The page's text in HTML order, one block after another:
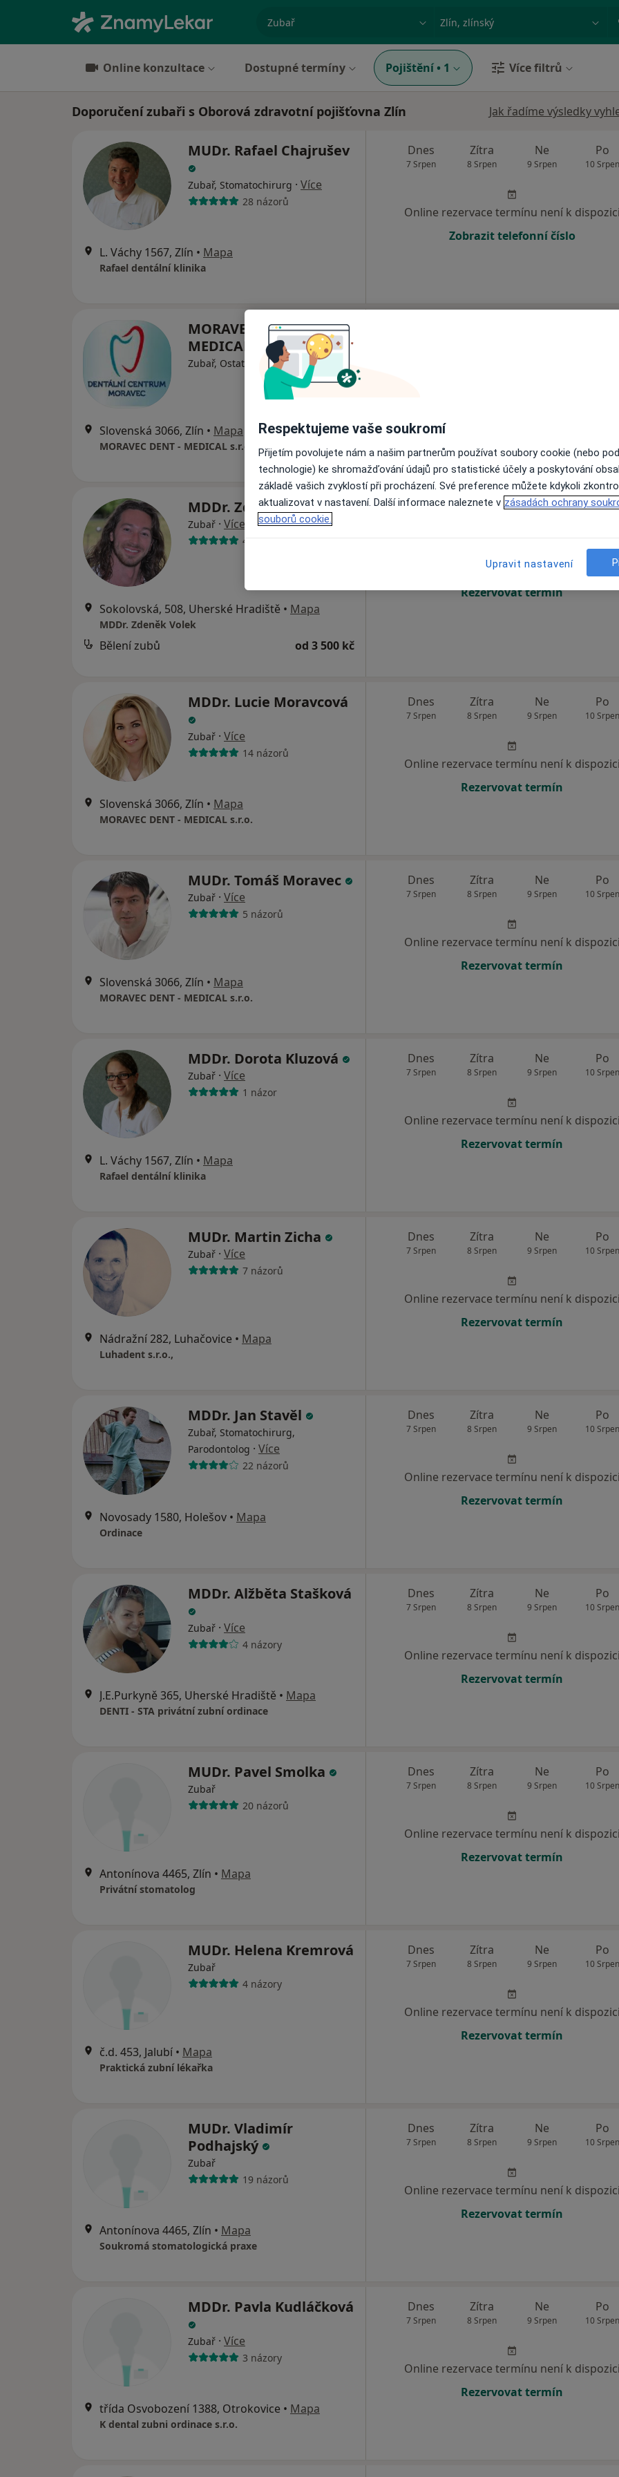
specializace, nemoc nebo příjmení Město nebo region
Online konzultace Dostupné termíny Pojištění • 1 Více filtrů
Doporučení zubaři s Oborová zdravotní pojišťovna Zlín Jak řadíme výsledky
MUDr. Rafael Chajrušev
Zubař, Stomatochirurg · Více
28 názorů
L. Váchy 1567, Zlín • Mapa
Rafael dentální klinika
Dnes
7 Srpen
Zítra
8 Srpen
Ne
9 Srpen
Po
10 Srpen
Online rezervace termínu není k dispozici
Zobrazit telefonní číslo
MORAVEC DENT -
MEDICAL s.r.o.
Zubař, Ostatní
Slovenská 3066, Zlín • Mapa
MORAVEC DENT - MEDICAL s.r.o.
MDDr. Zdeněk Volek
Zubař · Více
4 názory
Sokolovská, 508, Uherské Hradiště • Mapa
MDDr. Zdeněk Volek
Bělení zubů od 3 500 kč
Dnes Zítra Ne Po
Online rezervace termínu není k dispozici
Rezervovat termín
MDDr. Lucie Moravcová
Zubař · Více
14 názorů
Slovenská 3066, Zlín • Mapa
MORAVEC DENT - MEDICAL s.r.o.
Dnes
7 Srpen
Zítra
8 Srpen
Ne
9 Srpen
Po
10 Srpen
Online rezervace termínu není k dispozici
Rezervovat termín
MUDr. Tomáš Moravec
Zubař · Více
5 názorů
Slovenská 3066, Zlín • Mapa
MORAVEC DENT - MEDICAL s.r.o.
Dnes
7 Srpen
Zítra
8 Srpen
Ne
9 Srpen
Po
10 Srpen
Online rezervace termínu není k dispozici
Rezervovat termín
MDDr. Dorota Kluzová
Zubař · Více
1 názor
L. Váchy 1567, Zlín • Mapa
Rafael dentální klinika
Dnes
7 Srpen
Zítra
8 Srpen
Ne
9 Srpen
Po
10 Srpen
Online rezervace termínu není k dispozici
Rezervovat termín
MUDr. Martin Zicha
Zubař · Více
7 názorů
Nádražní 282, Luhačovice • Mapa
Luhadent s.r.o.,
Dnes
7 Srpen
Zítra
8 Srpen
Ne
9 Srpen
Po
10 Srpen
Online rezervace termínu není k dispozici
Rezervovat termín
MDDr. Jan Stavěl
Zubař, Stomatochirurg,
Parodontolog · Více
22 názorů
Novosady 1580, Holešov • Mapa
Ordinace
Dnes
7 Srpen
Zítra
8 Srpen
Ne
9 Srpen
Po
10 Srpen
Online rezervace termínu není k dispozici
Rezervovat termín
MDDr. Alžběta Stašková
Zubař · Více
4 názory
J.E.Purkyně 365, Uherské Hradiště • Mapa
DENTI - STA privátní zubní ordinace
Dnes
7 Srpen
Zítra
8 Srpen
Ne
9 Srpen
Po
10 Srpen
Online rezervace termínu není k dispozici
Rezervovat termín
MUDr. Pavel Smolka
Zubař
20 názorů
Antonínova 4465, Zlín • Mapa
Privátní stomatolog
Dnes
7 Srpen
Zítra
8 Srpen
Ne
9 Srpen
Po
10 Srpen
Online rezervace termínu není k dispozici
Rezervovat termín
MUDr. Helena Kremrová
Zubař
4 názory
č.d. 453, Jalubí • Mapa
Praktická zubní lékařka
Dnes
7 Srpen
Zítra
8 Srpen
Ne
9 Srpen
Po
10 Srpen
Online rezervace termínu není k dispozici
Rezervovat termín
MUDr. Vladimír
Podhajský
Zubař
19 názorů
Antonínova 4465, Zlín • Mapa
Soukromá stomatologická praxe
Dnes
7 Srpen
Zítra
8 Srpen
Ne
9 Srpen
Po
10 Srpen
Online rezervace termínu není k dispozici
Rezervovat termín
MDDr. Pavla Kudláčková
Zubař · Více
3 názory
třída Osvobození 1388, Otrokovice • Mapa
K dental zubni ordinace s.r.o.
Dnes
7 Srpen
Zítra
8 Srpen
Ne
9 Srpen
Po
10 Srpen
Online rezervace termínu není k dispozici
Rezervovat termín
Respektujeme vaše soukromí
Přijetím povolujete nám a našim partnerům používat soubory cookie (nebo
technologie) ke shromažďování údajů pro statistické účely a poskytování
základě vašich zvyklostí při procházení. Své preference můžete kdykoli
aktualizovat v nastavení. Další informace naleznete v zásadách ochrany
souborů cookie.
Upravit nastavení